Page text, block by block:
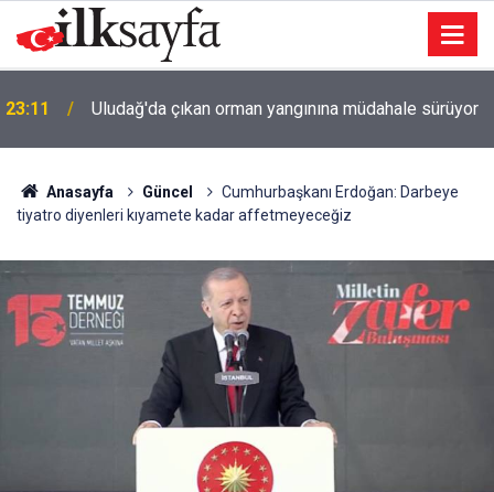
23:11 Uludağ'da çıkan orman yangınına müdahale sürüyor
Anasayfa Güncel
Cumhurbaşkanı Erdoğan: Darbeye
tiyatro diyenleri kıyamete kadar affetmeyeceğiz